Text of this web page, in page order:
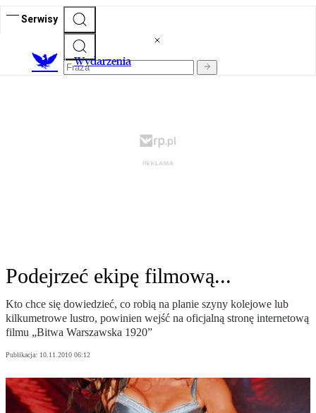
Serwisy
Wydarzenia
Podejrzeć ekipę filmową...
Kto chce się dowiedzieć, co robią na planie szyny kolejowe lub
kilkumetrowe lustro, powinien wejść na oficjalną stronę internetową
filmu „Bitwa Warszawska 1920”
Publikacja: 10.11.2010 06:12